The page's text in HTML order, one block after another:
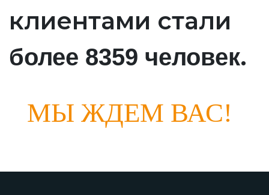
клиентами стали
более 8359 человек.
МЫ ЖДЕМ ВАС!